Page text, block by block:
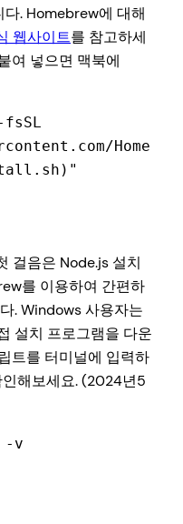
. Homebrew에 대해
웹사이트를 참고하세
여 넣으면 맥북에
Home
걸음은 Node.js 설치
를 이용하여 간편하
. Windows 사용자는
설치 프로그램을 다운
트를 터미널에 입력하
해보세요. (2024년5
-v